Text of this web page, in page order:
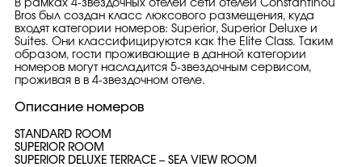
В рамках 4-звездочных отелей сети отелей Constantinou
Bros был создан класс люксового размещения, куда
входят категории номеров: Superior, Superior Deluxe и
Suites. Они классифицируются как the Elite Class. Таким
образом, гости проживающие в данной категории
номеров могут насладится 5-звездочным сервисом,
проживая в в 4-звездочном отеле.
Описание номеров
STANDARD ROOM
SUPERIOR ROOM
SUPERIOR DELUXE TERRACE – SEA VIEW ROOM